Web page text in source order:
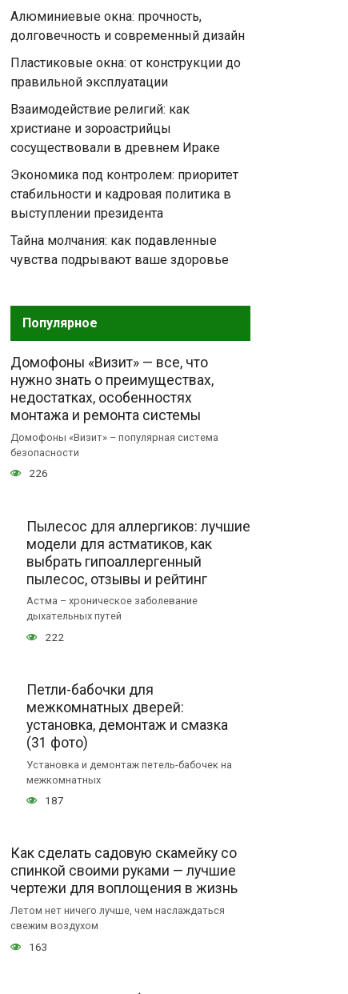
Алюминиевые окна: прочность,
долговечность и современный дизайн
Пластиковые окна: от конструкции до
правильной эксплуатации
Взаимодействие религий: как
христиане и зороастрийцы
сосуществовали в древнем Ираке
Экономика под контролем: приоритет
стабильности и кадровая политика в
выступлении президента
Тайна молчания: как подавленные
чувства подрывают ваше здоровье
Популярное
Домофоны «Визит» — все, что
нужно знать о преимуществах,
недостатках, особенностях
монтажа и ремонта системы
Домофоны «Визит» – популярная система
безопасности
226
Пылесос для аллергиков: лучшие
модели для астматиков, как
выбрать гипоаллергенный
пылесос, отзывы и рейтинг
Астма – хроническое заболевание
дыхательных путей
222
Петли-бабочки для
межкомнатных дверей:
установка, демонтаж и смазка
(31 фото)
Установка и демонтаж петель-бабочек на
межкомнатных
187
Как сделать садовую скамейку со
спинкой своими руками — лучшие
чертежи для воплощения в жизнь
Летом нет ничего лучше, чем наслаждаться
свежим воздухом
163